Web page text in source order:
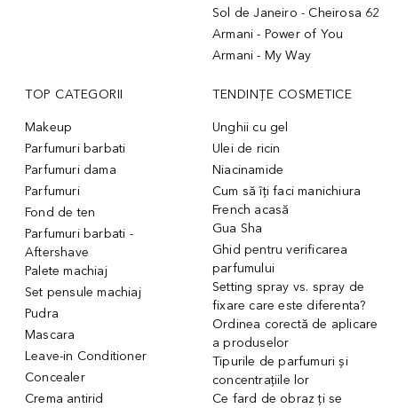
Sol de Janeiro - Cheirosa 62
Armani - Power of You
Armani - My Way
TOP CATEGORII
Makeup
Parfumuri barbati
Parfumuri dama
Parfumuri
Fond de ten
Parfumuri barbati -
Aftershave
Palete machiaj
Set pensule machiaj
Pudra
Mascara
Leave-in Conditioner
Concealer
Crema antirid
TENDINȚE COSMETICE
Unghii cu gel
Ulei de ricin
Niacinamide
Cum să îți faci manichiura
French acasă
Gua Sha
Ghid pentru verificarea
parfumului
Setting spray vs. spray de
fixare care este diferenta?
Ordinea corectă de aplicare
a produselor
Tipurile de parfumuri și
concentrațiile lor
Ce fard de obraz ți se